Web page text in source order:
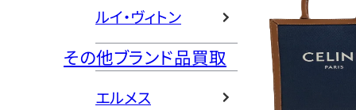
ルイ・ヴィトン
その他ブランド品買取
エルメス